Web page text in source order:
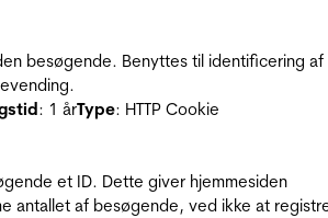
besøgende. Benyttes til identificering af
: 1 årType: HTTP Cookie
et ID. Dette giver hjemmesiden
antallet af besøgende, ved ikke at